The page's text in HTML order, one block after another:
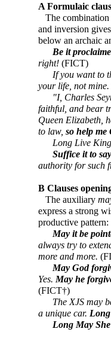
A Formulaic
The combination
and inversion
below an archaic
Be it
right! (FICT)
If you want to
your life, not mine.
"I, Charles
faithful, and bear
Queen Elizabeth,
to law, so help me
Long Live
Suffice it to say
authority for such
B Clauses
The auxiliary
express a strong
productive pattern:
May it be
always try to
more and more.
May God
Yes. May he
(FICT†)
The XJS may
a unique car.
Long May